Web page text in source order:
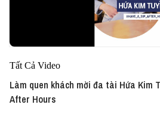
Tất Cả Video
Làm quen khách mời đa tài Hứa Kim
After Hours